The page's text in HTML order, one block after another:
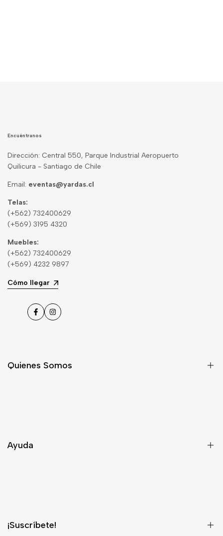
Encuéntranos
Dirección: Central 550, Parque Industrial Aeropuerto
Quilicura - Santiago de Chile
Email: eventas@yardas.cl
Telas:
(+562) 732400629
(+569) 3195 4320
Muebles:
(+562) 732400629
(+569) 4232 9897
Cómo llegar
FacebookInstagram
Quienes Somos
Ayuda
¡Suscríbete!